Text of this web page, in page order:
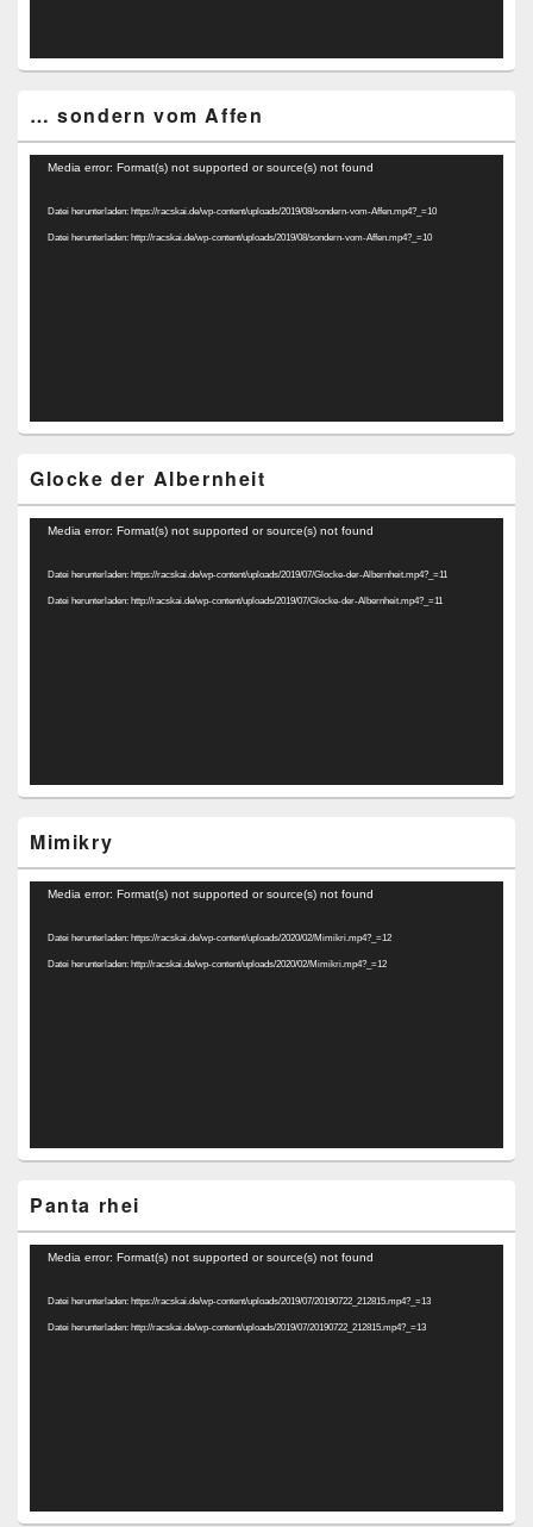
… sondern vom Affen
Video-
Media error: Format(s) not supported or source(s) not found
Datei herunterladen: https://racskai.de/wp-content/uploads/2019/08/sondern-vom-Affen.mp4?_=10
Datei herunterladen: http://racskai.de/wp-content/uploads/2019/08/sondern-vom-Affen.mp4?_=10
Glocke der Albernheit
Video-
Media error: Format(s) not supported or source(s) not found
Datei herunterladen: https://racskai.de/wp-content/uploads/2019/07/Glocke-der-Albernheit.mp4?_=11
Datei herunterladen: http://racskai.de/wp-content/uploads/2019/07/Glocke-der-Albernheit.mp4?_=11
Mimikry
Video-
Media error: Format(s) not supported or source(s) not found
Datei herunterladen: https://racskai.de/wp-content/uploads/2020/02/Mimikri.mp4?_=12
Datei herunterladen: http://racskai.de/wp-content/uploads/2020/02/Mimikri.mp4?_=12
Panta rhei
Video-
Media error: Format(s) not supported or source(s) not found
Datei herunterladen: https://racskai.de/wp-content/uploads/2019/07/20190722_212815.mp4?_=13
Datei herunterladen: http://racskai.de/wp-content/uploads/2019/07/20190722_212815.mp4?_=13